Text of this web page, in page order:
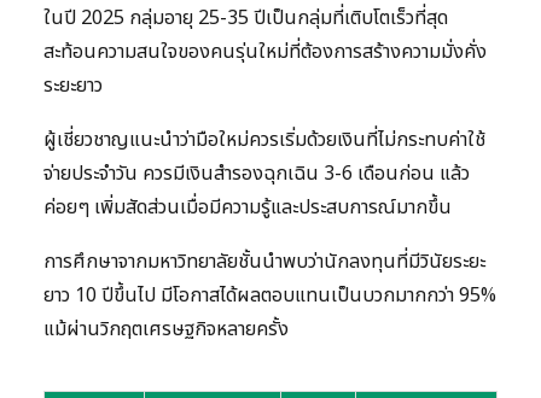
ในปี 2025 กลุ่มอายุ 25-35 ปีเป็นกลุ่มที่เติบโตเร็วที่สุด
สะท้อนความสนใจของคนรุ่นใหม่ที่ต้องการสร้างความมั่งคั่ง
ระยะยาว
ผู้เชี่ยวชาญแนะนำว่ามือใหม่ควรเริ่มด้วยเงินที่ไม่กระทบค่าใช้
จ่ายประจำวัน ควรมีเงินสำรองฉุกเฉิน 3-6 เดือนก่อน แล้ว
ค่อยๆ เพิ่มสัดส่วนเมื่อมีความรู้และประสบการณ์มากขึ้น
การศึกษาจากมหาวิทยาลัยชั้นนำพบว่านักลงทุนที่มีวินัยระยะ
ยาว 10 ปีขึ้นไป มีโอกาสได้ผลตอบแทนเป็นบวกมากกว่า 95%
แม้ผ่านวิกฤตเศรษฐกิจหลายครั้ง